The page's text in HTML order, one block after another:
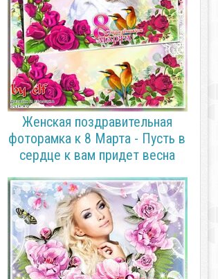
Женская поздравительная
фоторамка к 8 Марта - Пусть в
сердце к вам придет весна